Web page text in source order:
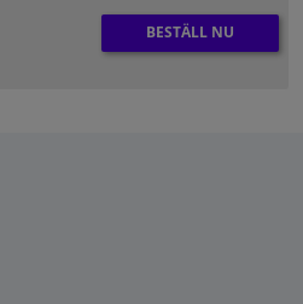
BESTÄLL NU